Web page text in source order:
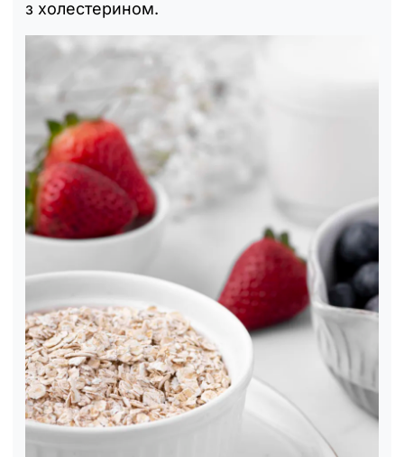
з холестерином.